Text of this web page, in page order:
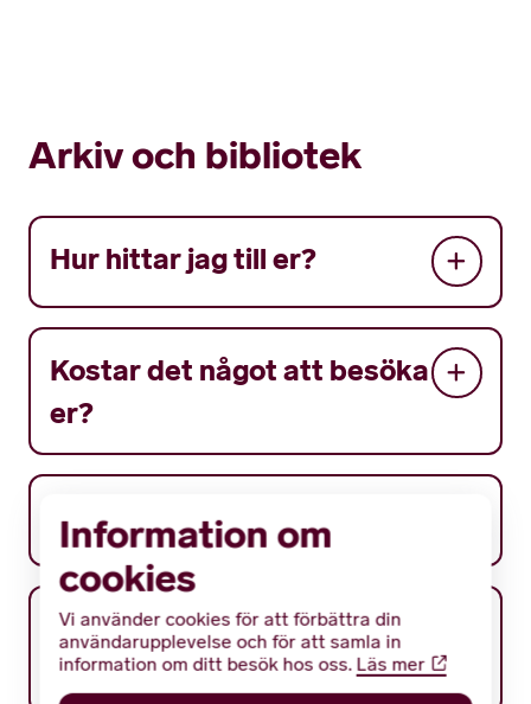
Arkiv och bibliotek
Hur hittar jag till er?
Kostar det något att besöka
er?
När är det öppet?
Hur gör jag om jag vill boka
en tid?
Information om
cookies
Vi använder cookies för att förbättra din
användarupplevelse och för att samla in
information om ditt besök hos oss. Läs mer